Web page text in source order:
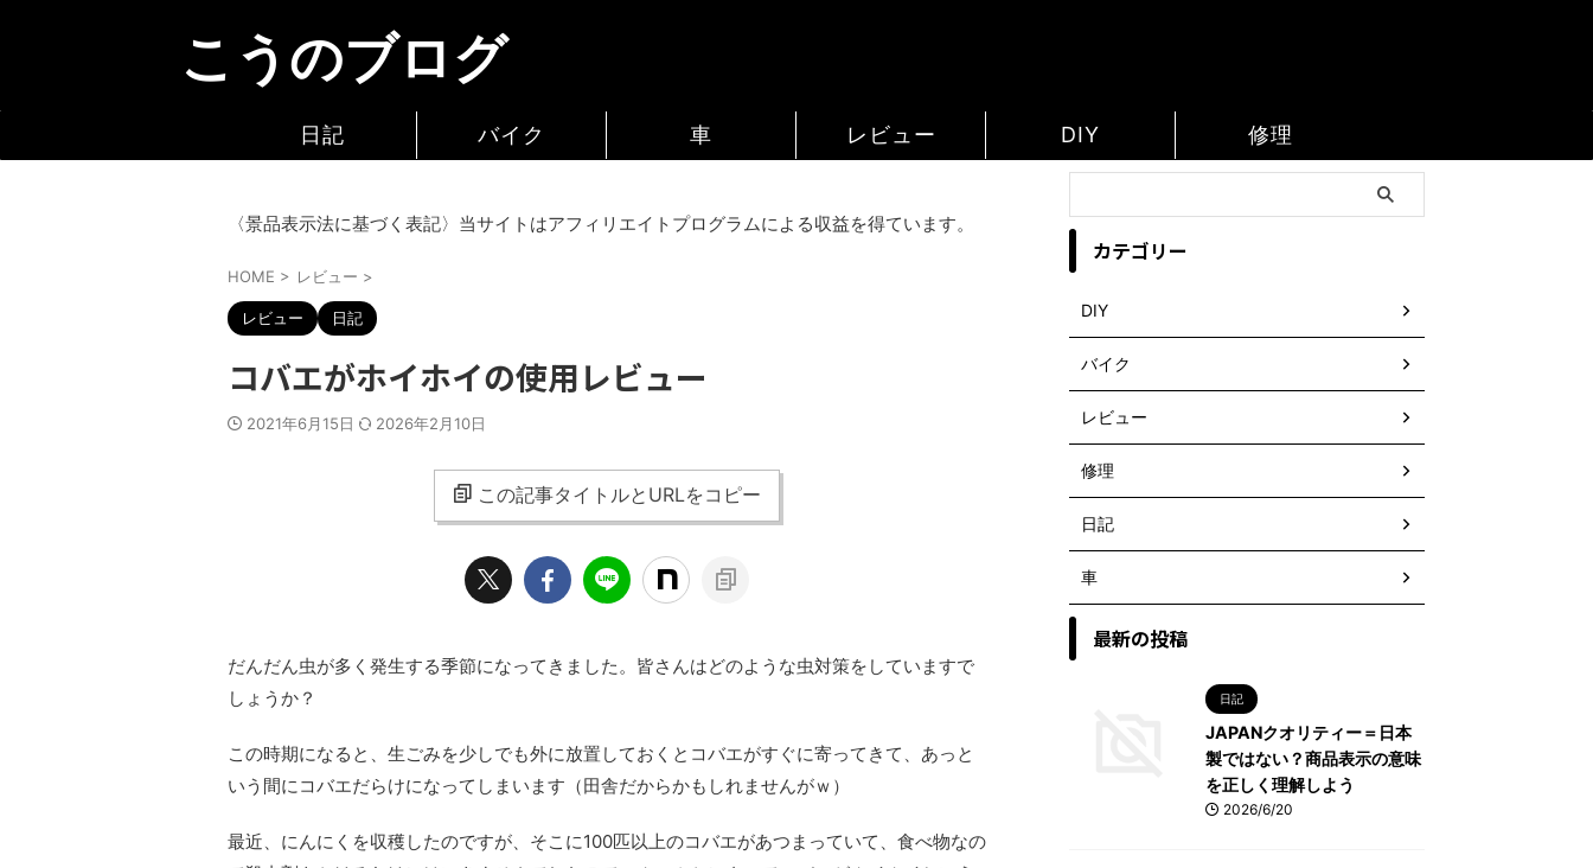
こうのブログ
日記 バイク 車 レビュー DIY 修理
〈景品表示法に基づく表記〉当サイトはアフィリエイトプログラムによる収益を得ています。
HOME > レビュー >
レビュー 日記
コバエがホイホイの使用レビュー
2021年6月15日 2026年2月10日
この記事タイトルとURLをコピー
だんだん虫が多く発生する季節になってきました。皆さんはどのような虫対策をしていますで
しょうか？
この時期になると、生ごみを少しでも外に放置しておくとコバエがすぐに寄ってきて、あっと
いう間にコバエだらけになってしまいます（田舎だからかもしれませんがｗ）
最近、にんにくを収穫したのですが、そこに100匹以上のコバエがあつまっていて、食べ物なの
カテゴリー
DIY
バイク
レビュー
修理
日記
車
最新の投稿
日記
JAPANクオリティー＝日本
製ではない？商品表示の意味
を正しく理解しよう
2026/6/20